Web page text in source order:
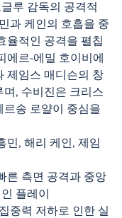
루 감독의 공격적
과 케인의 호흡을 중
율적인 공격을 펼칩
에르-에밀 호이비에
제임스 매디슨의 창
며, 수비진은 크리스
르송 로얄이 중심을
민, 해리 케인, 제임
른 측면 공격과 중앙
플레이
중력 저하로 인한 실